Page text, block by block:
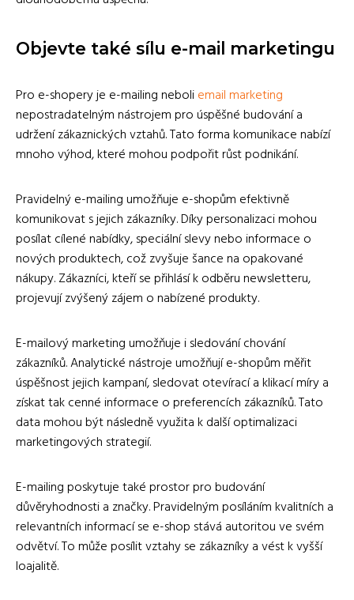
Objevte také sílu e-mail marketingu
Pro e-shopery je e-mailing neboliemail marketing
nepostradatelným nástrojem pro úspěšné budování a
udržení zákaznických vztahů. Tato forma komunikace nabízí
mnoho výhod, které mohou podpořit růst podnikání.
Pravidelný e-mailing umožňuje e-shopům efektivně
komunikovat s jejich zákazníky. Díky personalizaci mohou
posílat cílené nabídky, speciální slevy nebo informace o
nových produktech, což zvyšuje šance na opakované
nákupy. Zákazníci, kteří se přihlásí k odběru newsletteru,
projevují zvýšený zájem o nabízené produkty.
E-mailový marketing umožňuje i sledování chování
zákazníků. Analytické nástroje umožňují e-shopům měřit
úspěšnost jejich kampaní, sledovat otevírací a klikací míry a
získat tak cenné informace o preferencích zákazníků. Tato
data mohou být následně využita k další optimalizaci
marketingových strategií.
E-mailing poskytuje také prostor pro budování
důvěryhodnosti a značky. Pravidelným posíláním kvalitních a
relevantních informací se e-shop stává autoritou ve svém
odvětví. To může posílit vztahy se zákazníky a vést k vyšší
loajalitě.